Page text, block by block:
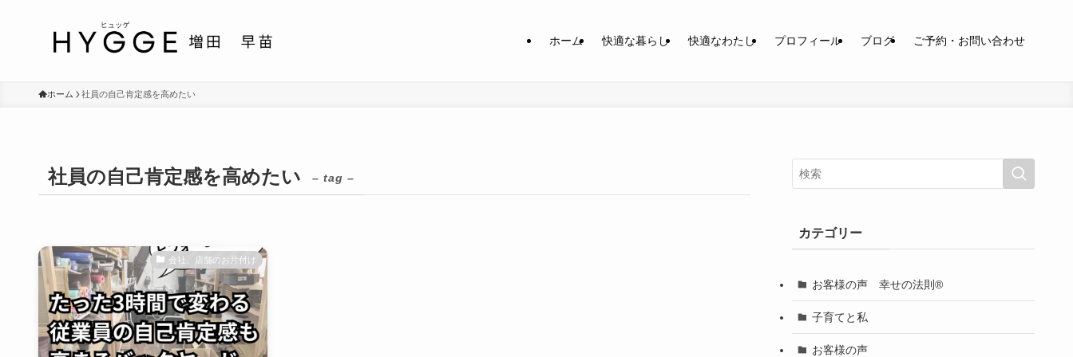
ホーム 快適な暮らし 快適なわたし プロフィール ブログ ご予約・お問い合わせ
ホーム 社員の自己肯定感を高めたい
社員の自己肯定感を高めたい – tag –
会社、店舗のお片付け
カテゴリー
お客様の声 幸せの法則®︎
子育てと私
お客様の声